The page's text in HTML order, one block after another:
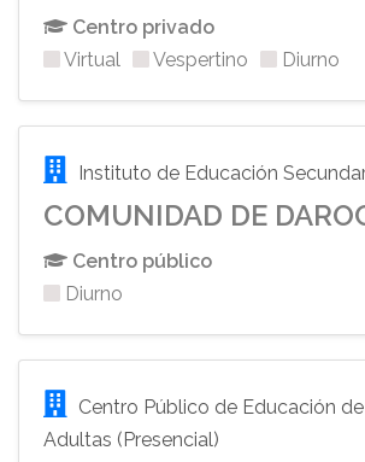
Centro privado
Virtual
Vespertino Diurno
Instituto de Educación
COMUNIDAD DE
Centro público
Diurno
Centro Público de Educación
Adultas (Presencial)